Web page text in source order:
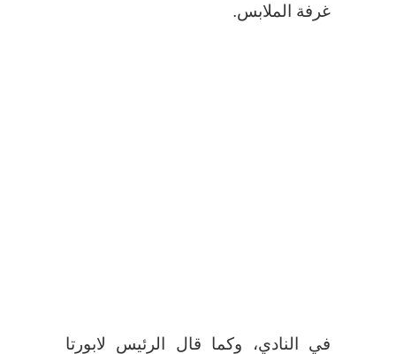
غرفة الملابس.
في النادي، وكما قال الرئيس لابورتا